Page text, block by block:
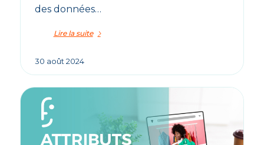
des données…
Lire la suite
30 août 2024